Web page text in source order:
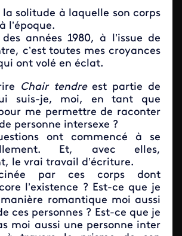
la solitude à laquelle son corps
l’époque.
années 1980, à l’issue de
c’est toutes mes croyances
ont volé en éclat.
Chair tendreest partie de
suis-je, moi, en tant que
me permettre de raconter
personne intersexe ?
ont commencé à se
Et, avec elles,
le vrai travail d’écriture.
par ces corps dont
l’existence ? Est-ce que je
romantique moi aussi
ces personnes ? Est-ce que je
moi aussi une personne inter